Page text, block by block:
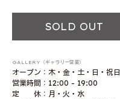
SOLD OUT
GALLERY（ギャラリー営業）
オープン：木・金・土・日・祝日
営業時間：12:00 - 19:00
定 休：月・火・水